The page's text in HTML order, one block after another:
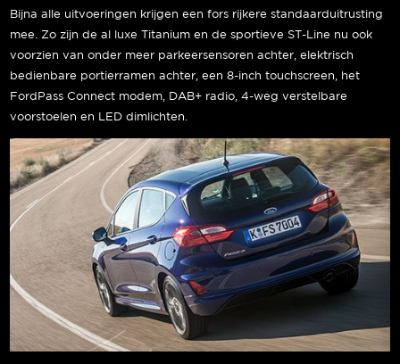
Bijna alle uitvoeringen krijgen een fors rijkere standaarduitrusting
mee. Zo zijn de al luxe Titanium en de sportieve ST-Line nu ook
voorzien van onder meer parkeersensoren achter, elektrisch
bedienbare portierramen achter, een 8-inch touchscreen, het
FordPass Connect modem, DAB+ radio, 4-weg verstelbare
voorstoelen en LED dimlichten.